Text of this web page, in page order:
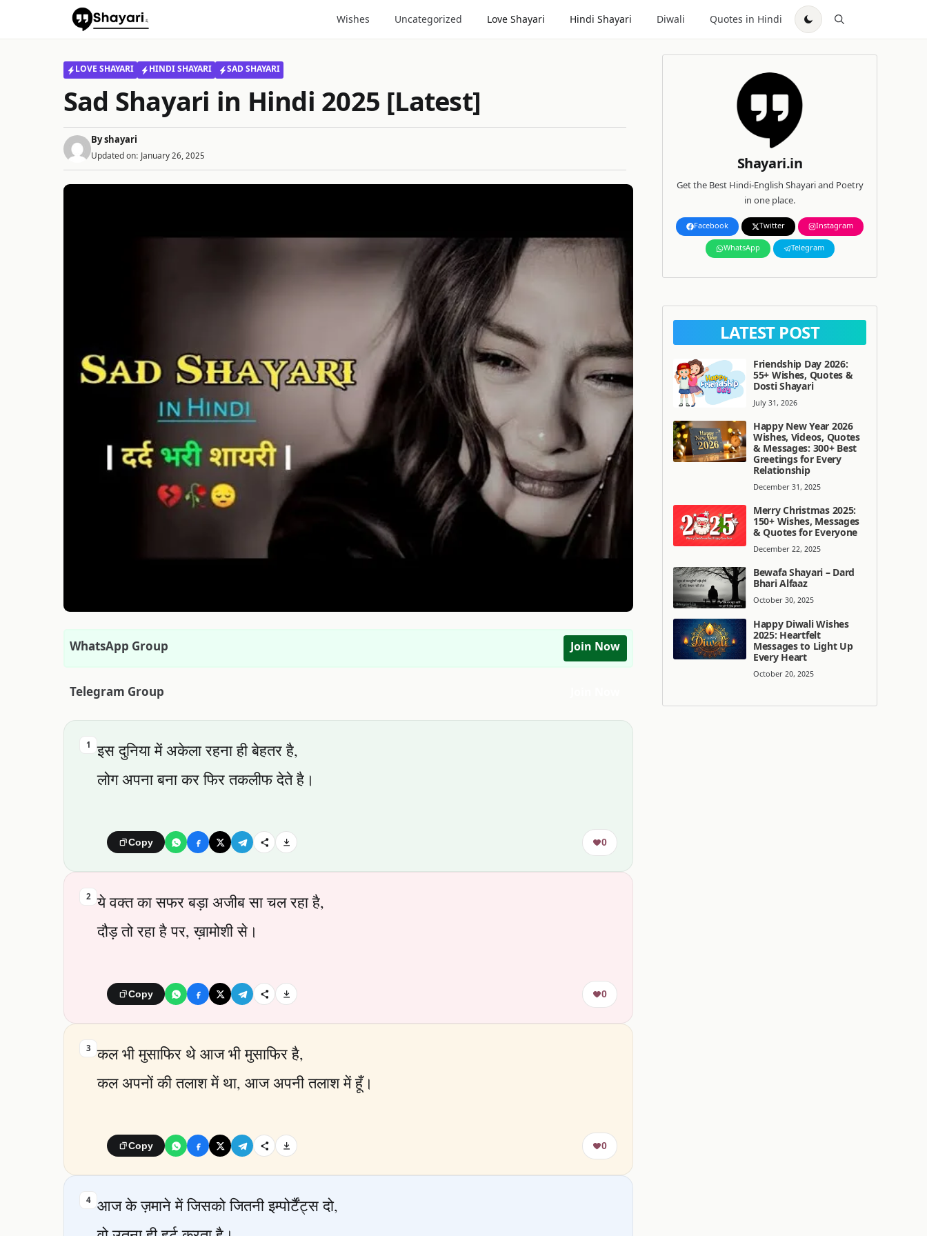
Wishes Uncategorized Love Shayari Hindi Shayari Diwali Quotes in Hindi
LOVE SHAYARI HINDI SHAYARI SAD SHAYARI
Sad Shayari in Hindi 2025 [Latest]
Byshayari
Updated on: January 26, 2025
WhatsApp Group Join Now
Telegram Group
1
इस दुनिया में अकेला रहना ही बेहतर है,
लोग अपना बना कर फिर तकलीफ देते है।
Copy 0
2
ये वक्त का सफर बड़ा अजीब सा चल रहा है,
दौड़ तो रहा है पर, ख़ामोशी से।
Copy 0
3
कल भी मुसाफिर थे आज भी मुसाफिर है,
कल अपनों की तलाश में था, आज अपनी तलाश में हूँ।
Copy 0
4
आज के ज़माने में जिसको जितनी इम्पोर्टैंट्स दो,
Shayari.in
Get the Best Hindi-English Shayari and Poetry
in one place.
Facebook Twitter Instagram
WhatsApp Telegram
LATEST POST
Friendship Day 2026:
55+ Wishes, Quotes &
Dosti Shayari
July 31, 2026
Happy New Year 2026
Wishes, Videos, Quotes
& Messages: 300+ Best
Greetings for Every
Relationship
December 31, 2025
Merry Christmas 2025:
150+ Wishes, Messages
& Quotes for Everyone
December 22, 2025
Bewafa Shayari – Dard
Bhari Alfaaz
October 30, 2025
Happy Diwali Wishes
2025: Heartfelt
Messages to Light Up
Every Heart
October 20, 2025